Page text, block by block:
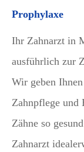
Prophylaxe
Ihr Zahnarzt in
ausführlich zur
Wir geben
Zahnpflege und
Zähne so
Zahnarzt